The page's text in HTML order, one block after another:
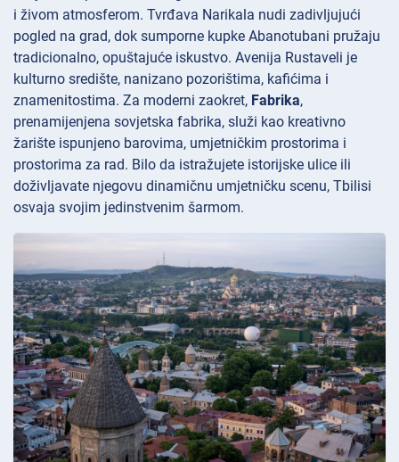
i živom atmosferom. Tvrđava Narikala nudi zadivljujući
pogled na grad, dok sumporne kupke Abanotubani pružaju
tradicionalno, opuštajuće iskustvo. Avenija Rustaveli je
kulturno središte, nanizano pozorištima, kafićima i
znamenitostima. Za moderni zaokret, Fabrika,
prenamijenjena sovjetska fabrika, služi kao kreativno
žarište ispunjeno barovima, umjetničkim prostorima i
prostorima za rad. Bilo da istražujete istorijske ulice ili
doživljavate njegovu dinamičnu umjetničku scenu, Tbilisi
osvaja svojim jedinstvenim šarmom.